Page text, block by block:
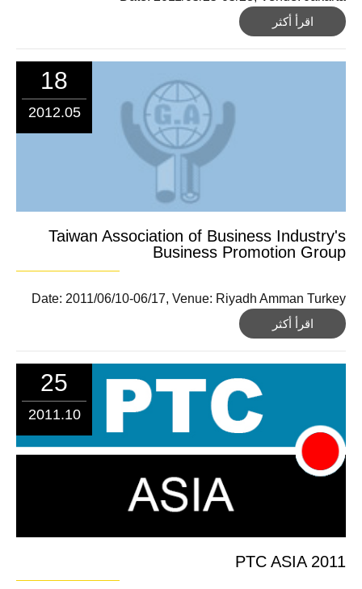
اقرأ أكثر
18
2012.05
Taiwan Association of Business Industry's
Business Promotion Group
Date: 2011/06/10-06/17, Venue: Riyadh Amman Turkey
اقرأ أكثر
25
2011.10
PTC ASIA 2011